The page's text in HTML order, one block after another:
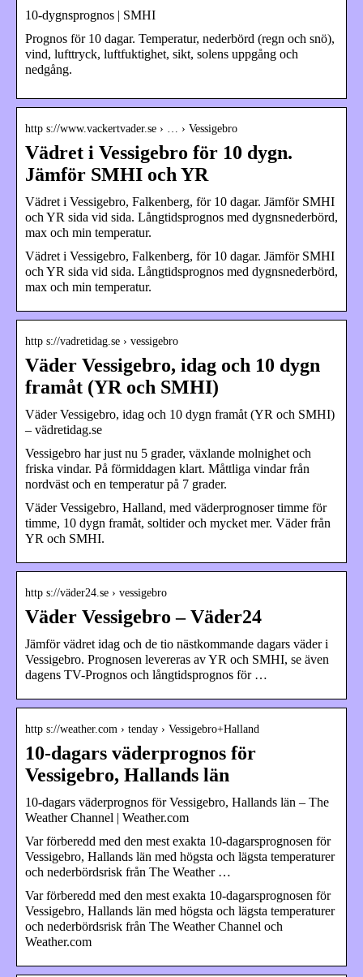
10-dygnsprognos | SMHI
Prognos för 10 dagar. Temperatur, nederbörd (regn och snö),
vind, lufttryck, luftfuktighet, sikt, solens uppgång och
nedgång.
http s://www.vackertvader.se › … › Vessigebro
Vädret i Vessigebro för 10 dygn.
Jämför SMHI och YR
Vädret i Vessigebro, Falkenberg, för 10 dagar. Jämför SMHI
och YR sida vid sida. Långtidsprognos med dygnsnederbörd,
max och min temperatur.
Vädret i Vessigebro, Falkenberg, för 10 dagar. Jämför SMHI
och YR sida vid sida. Långtidsprognos med dygnsnederbörd,
max och min temperatur.
http s://vadretidag.se › vessigebro
Väder Vessigebro, idag och 10 dygn
framåt (YR och SMHI)
Väder Vessigebro, idag och 10 dygn framåt (YR och SMHI)
– vädretidag.se
Vessigebro har just nu 5 grader, växlande molnighet och
friska vindar. På förmiddagen klart. Måttliga vindar från
nordväst och en temperatur på 7 grader.
Väder Vessigebro, Halland, med väderprognoser timme för
timme, 10 dygn framåt, soltider och mycket mer. Väder från
YR och SMHI.
http s://väder24.se › vessigebro
Väder Vessigebro – Väder24
Jämför vädret idag och de tio nästkommande dagars väder i
Vessigebro. Prognosen levereras av YR och SMHI, se även
dagens TV-Prognos och långtidsprognos för …
http s://weather.com › tenday › Vessigebro+Halland
10-dagars väderprognos för
Vessigebro, Hallands län
10-dagars väderprognos för Vessigebro, Hallands län – The
Weather Channel | Weather.com
Var förberedd med den mest exakta 10-dagarsprognosen för
Vessigebro, Hallands län med högsta och lägsta temperaturer
och nederbördsrisk från The Weather …
Var förberedd med den mest exakta 10-dagarsprognosen för
Vessigebro, Hallands län med högsta och lägsta temperaturer
och nederbördsrisk från The Weather Channel och
Weather.com